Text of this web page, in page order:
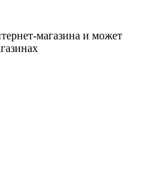
магазина и может